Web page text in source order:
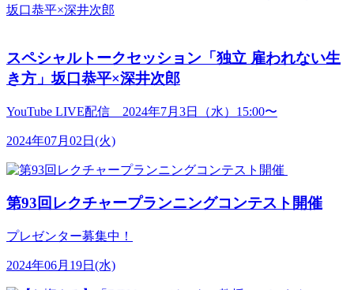
スペシャルトークセッション「独立 雇われない生
き方」坂口恭平×深井次郎
YouTube LIVE配信 2024年7月3日（水）15:00〜
2024年07月02日(火)
第93回レクチャープランニングコンテスト開催
プレゼンター募集中！
2024年06月19日(水)